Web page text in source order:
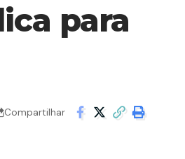
para
Compartilhar